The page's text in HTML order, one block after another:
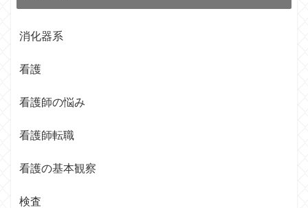
消化器系
看護
看護師の悩み
看護師転職
看護の基本観察
検査